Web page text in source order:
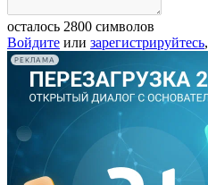
осталось 2800 символов
Войдите или зарегистрируйтесь
РЕКЛАМА